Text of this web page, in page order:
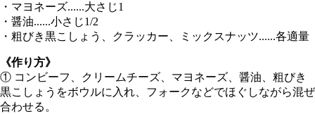
・マヨネーズ......大さじ1
・醤油......小さじ1/2
・粗びき黒こしょう、クラッカー、ミックスナッツ......各適量
《作り方》
① コンビーフ、クリームチーズ、マヨネーズ、醤油、粗びき
黒こしょうをボウルに入れ、フォークなどでほぐしながら混ぜ
合わせる。